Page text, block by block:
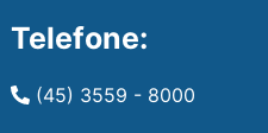
Telefone:
(45) 3559 - 8000